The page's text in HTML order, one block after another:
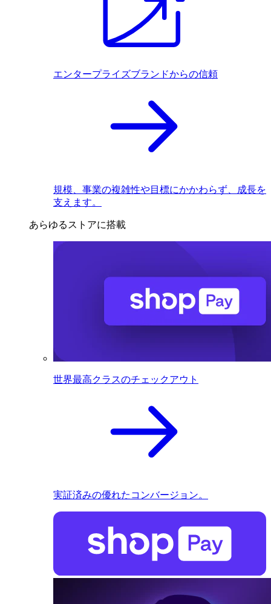
エンタープライズブランドからの信頼
規模、事業の複雑性や目標にかかわらず、成長を
支えます。
あらゆるストアに搭載
世界最高クラスのチェックアウト
実証済みの優れたコンバージョン。